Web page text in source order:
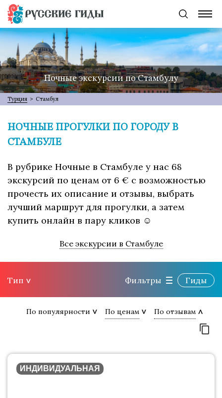
Ночные экскурсии по Стамбулу
Турция > Стамбул
НОЧНЫЕ ПРОГУЛКИ ПО ГОРОДУ В
СТАМБУЛЕ
В рубрике Ночные в Стамбуле у нас 68
экскурсий по ценам от 6 € с возможностью
прочесть их описание и отзывы, выбрать
лучший маршрут для прогулки, а затем
купить онлайн в пару кликов ☺
Все экскурсии в Стамбуле
Тип Фильтры Гиды
По популярности По ценам По отзывам
ИНДИВИДУАЛЬНАЯ